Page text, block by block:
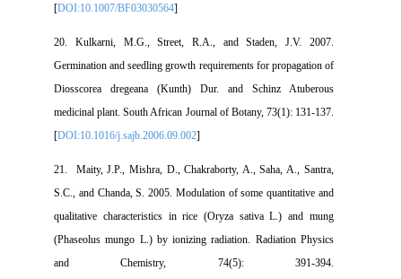
[DOI:10.1007/BF03030564
20. Kulkarni, M.G., Street, R.A., and Staden, J.V. 2007.
Germination and seedling growth requirements for propagation of
Diosscorea dregeana (Kunth) Dur. and Schinz Atuberous
medicinal plant. South African Journal of Botany, 73(1): 131-137.
[DOI:10.1016/j.sajb.2006.09.002
21. Maity, J.P., Mishra, D., Chakraborty, A., Saha, A., Santra,
S.C., and Chanda, S. 2005. Modulation of some quantitative and
qualitative characteristics in rice (Oryza sativa L.) and mung
(Phaseolus mungo L.) by ionizing radiation. Radiation Physics
and Chemistry, 74(5): 391-394.